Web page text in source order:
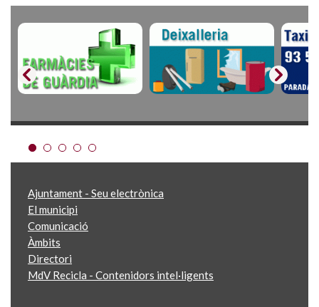
Ajuntament - Seu electrònica
El municipi
Comunicació
Àmbits
Directori
MdV Recicla - Contenidors intel·ligents